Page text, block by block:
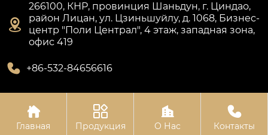

266100, КНР, провинция Шаньдун, г. Циндао,
район Лицан, ул. Цзиньшуйлу, д. 1068, Бизнес-
центр "Поли Централ", 4 этаж, западная зона,
офис 419
 +86-532-84656616
Авторское право © ООО Циндао Лянькан
Ортопедическая Техника

Главная

Продукция

О Нас

Контакты